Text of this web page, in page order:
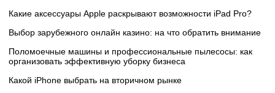
Какие аксессуары Apple раскрывают возможности iPad Pro?
Выбор зарубежного онлайн казино: на что обратить внимание
Поломоечные машины и профессиональные пылесосы: как
организовать эффективную уборку бизнеса
Какой iPhone выбрать на вторичном рынке